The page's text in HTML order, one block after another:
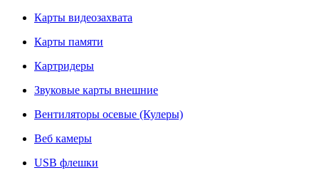
Карты видеозахвата
Карты памяти
Картридеры
Звуковые карты внешние
Вентиляторы осевые (Кулеры)
Веб камеры
USB флешки